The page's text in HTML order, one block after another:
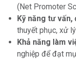
(Net Promoter
Kỹ năng tư vấn,
thuyết phục, xử
Khả năng làm
nghiệp để đạt